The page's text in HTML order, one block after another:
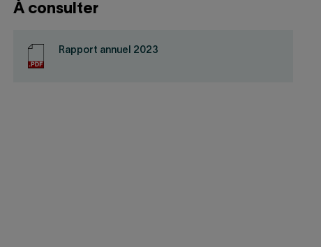
À consulter
Rapport annuel 2023